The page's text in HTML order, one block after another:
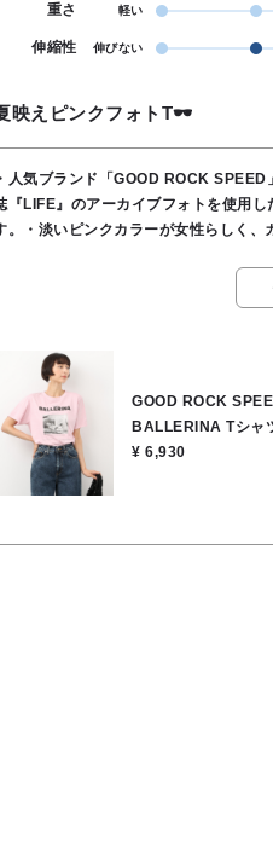
重さ 軽い
伸縮性 伸びない
映えピンクフォトT🕶‪
・人気ブランド「GOOD ROCK
『LIFE』のアーカイブフォトを使用
。・淡いピンクカラーが女性らしく
す‼️ 🟣素材 綿100％ 🟣洗濯機可能⭕️
GOOD ROCK
BALLERINA Tシャ
¥ 6,930